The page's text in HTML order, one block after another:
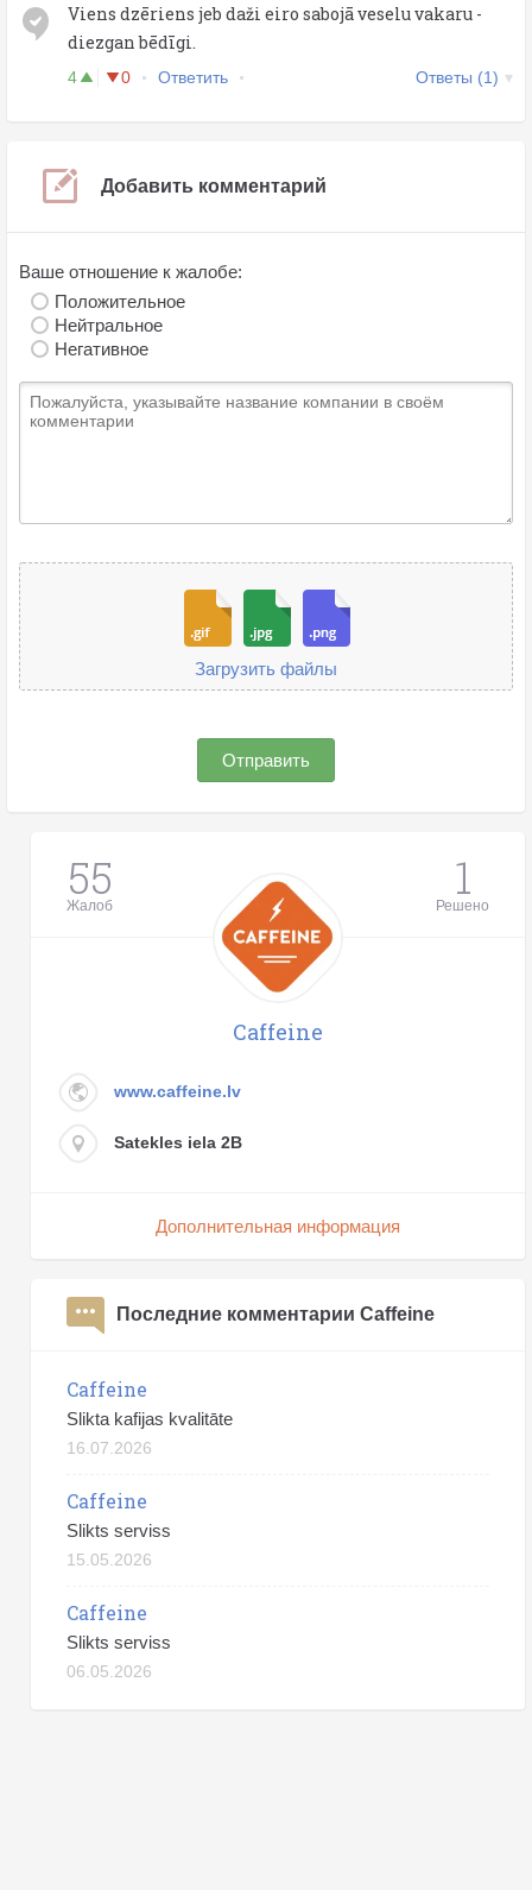
Viens dzēriens jeb daži eiro sabojā veselu vakaru -
diezgan bēdīgi.
4 0 Ответить Ответы (1)
Добавить комментарий
Ваше отношение к жалобе:
Положительное
Нейтральное
Негативное
Загрузить файлы
Отправить
55
Жалоб 1
Решено
Caffeine
www.caffeine.lv
Satekles iela 2B
Дополнительная информация
Последние комментарии Caffeine
Caffeine
Slikta kafijas kvalitāte
16.07.2026
Caffeine
Slikts serviss
15.05.2026
Caffeine
Slikts serviss
06.05.2026